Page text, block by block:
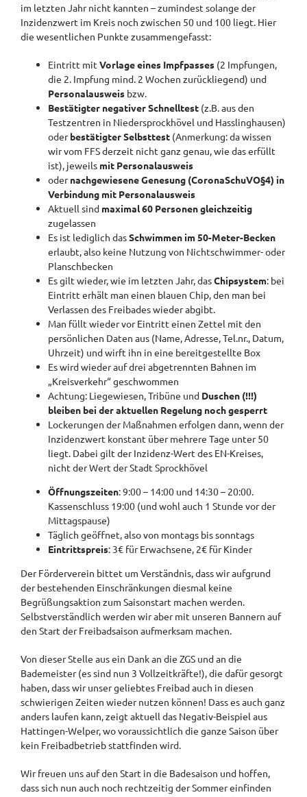
im letzten Jahr nicht kannten – zumindest solange der
Inzidenzwert im Kreis noch zwischen 50 und 100 liegt. Hier
die wesentlichen Punkte zusammengefasst:
Eintritt mit Vorlage eines Impfpasses (2 Impfungen,
die 2. Impfung mind. 2 Wochen zurückliegend) und
Personalausweis bzw.
Bestätigter negativer Schnelltest (z.B. aus den
Testzentren in Niedersprockhövel und Hasslinghausen)
oderbestätigter Selbsttest (Anmerkung: da wissen
wir vom FFS derzeit nicht ganz genau, wie das erfüllt
ist), jeweils mit Personalausweis
odernachgewiesene Genesung (CoronaSchuVO§4) in
Verbindung mit Personalausweis
Aktuell sind maximal 60 Personen gleichzeitig
zugelassen
Es ist lediglich dasSchwimmen im 50-Meter-Becken
erlaubt, also keine Nutzung von Nichtschwimmer- oder
Planschbecken
Es gilt wieder, wie im letzten Jahr, dasChipsystem: bei
Eintritt erhält man einen blauen Chip, den man bei
Verlassen des Freibades wieder abgibt.
Man füllt wieder vor Eintritt einen Zettel mit den
persönlichen Daten aus (Name, Adresse, Tel.nr., Datum,
Uhrzeit) und wirft ihn in eine bereitgestellte Box
Es wird wieder auf drei abgetrennten Bahnen im
„Kreisverkehr“ geschwommen
Achtung: Liegewiesen, Tribüne und Duschen (!!!)
bleiben bei der aktuellen Regelung noch gesperrt
Lockerungen der Maßnahmen erfolgen dann, wenn der
Inzidenzwert konstant über mehrere Tage unter 50
liegt. Dabei gilt der Inzidenz-Wert des EN-Kreises,
nicht der Wert der Stadt Sprockhövel
Öffnungszeiten: 9:00 – 14:00 und 14:30 – 20:00.
Kassenschluss 19:00 (und wohl auch 1 Stunde vor der
Mittagspause)
Täglich geöffnet, also von montags bis sonntags
Eintrittspreis: 3€ für Erwachsene, 2€ für Kinder
Der Förderverein bittet um Verständnis, dass wir aufgrund
der bestehenden Einschränkungen diesmal keine
Begrüßungsaktion zum Saisonstart machen werden.
Selbstverständlich werden wir aber mit unseren Bannern auf
den Start der Freibadsaison aufmerksam machen.
Von dieser Stelle aus ein Dank an die ZGS und an die
Bademeister (es sind nun 3 Vollzeitkräfte!), die dafür gesorgt
haben, dass wir unser geliebtes Freibad auch in diesen
schwierigen Zeiten wieder nutzen können! Dass es auch ganz
anders laufen kann, zeigt aktuell das Negativ-Beispiel aus
Hattingen-Welper, wo voraussichtlich die ganze Saison über
kein Freibadbetrieb stattfinden wird.
Wir freuen uns auf den Start in die Badesaison und hoffen,
dass sich nun auch noch rechtzeitig der Sommer einfinden